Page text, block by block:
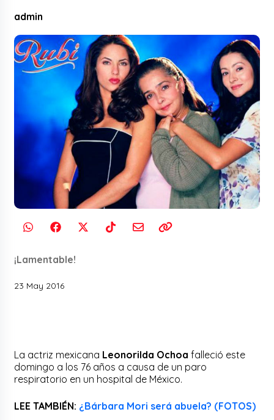
admin
¡Lamentable!
23 May 2016
La actriz mexicana Leonorilda Ochoa falleció este
domingo a los 76 años a causa de un paro
respiratorio en un hospital de México.
LEE TAMBIÉN: ¿Bárbara Mori será abuela? (FOTOS)